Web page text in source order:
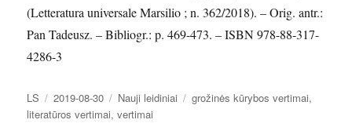
(Letteratura universale Marsilio ; n. 362/2018). – Orig. antr.:
Pan Tadeusz. – Bibliogr.: p. 469-473. – ISBN 978-88-317-
4286-3
Autorius
LS Paskelbta
2019-08-30 Kategorijos
Nauji leidiniai Žymos
grožinės kūrybos vertimai,
literatūros vertimai,vertimai